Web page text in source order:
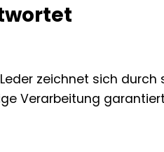
zeichnet sich durch
Verarbeitung